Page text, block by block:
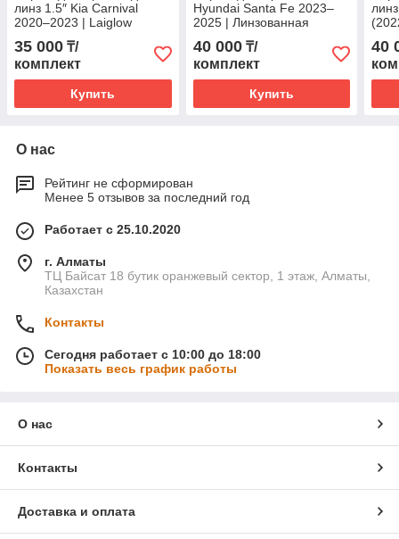
линз 1.5″ Kia Carnival
2020–2023 | Laiglow
35 000 ₸/
комплект
Купить
Hyundai Santa Fe 2023–
2025 | Линзованная
оптика | 1.5"
40 000₸/
комплект
Купить
1.8"
40
О нас
Рейтинг не сформирован
Менее 5 отзывов за последний год
Работает с 25.10.2020
г. Алматы
ТЦ Байсат 18 бутик оранжевый сектор, 1 этаж, Алматы,
Казахстан
Контакты
Сегодня работает с 10:00 до 18:00
Показать весь график работы
О нас
Контакты
Доставка и оплата